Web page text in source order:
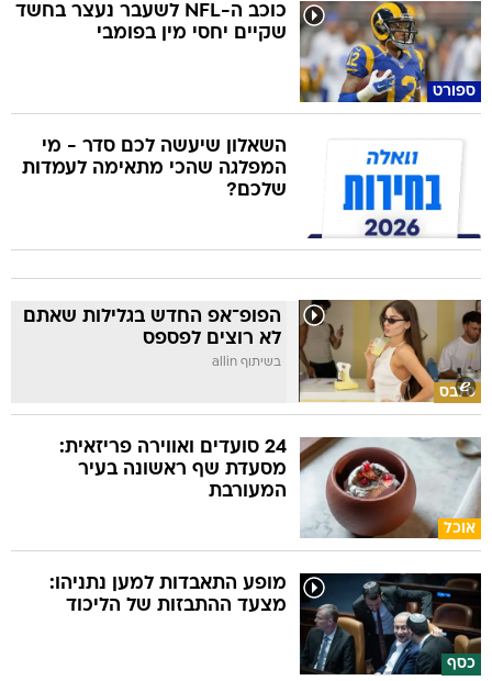
ספורט
כוכב ה-NFL לשעבר נעצר בחשד
שקיים יחסי מין בפומבי
השאלון שיעשה לכם סדר - מי
המפלגה שהכי מתאימה לעמדות
שלכם?
סלבס
הפופ־אפ החדש בגלילות שאתם
לא רוצים לפספס
בשיתוף allin
אוכל
24 סועדים ואווירה פריזאית:
מסעדת שף ראשונה בעיר
המעורבת
כסף
מופע התאבדות למען נתניהו:
מצעד ההתבזות של הליכוד